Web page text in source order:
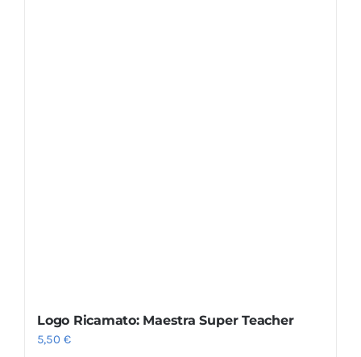
Logo Ricamato: Maestra Super Teacher
5,50€